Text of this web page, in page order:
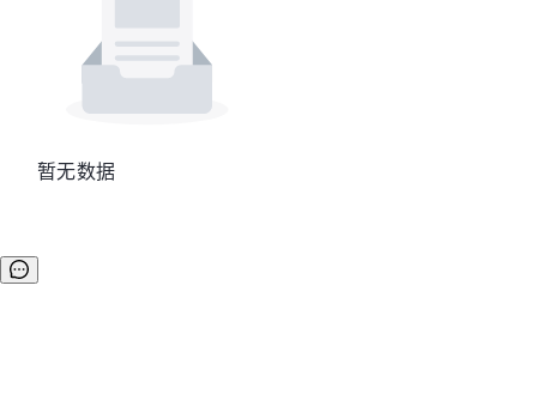
暂无数据